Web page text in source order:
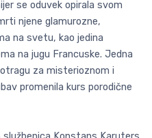
se oduvek opirala svom
njene glamurozne,
na svetu, kao jedina
na jugu Francuske. Jedna
za misterioznom i
promenila kurs porodične